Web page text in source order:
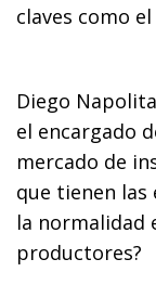
claves como
Diego
el encargado
mercado de
que tienen las
la normalidad
productores?